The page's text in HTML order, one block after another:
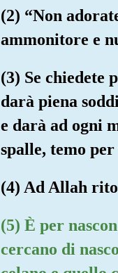
(2) “Non
ammonitore e
(3) Se chiedete
darà piena
e darà ad ogni
spalle, temo
(4) Ad Allah
(5) È per
cercano di